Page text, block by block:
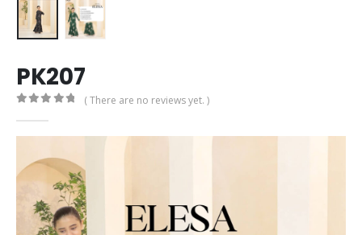
PK207
( There are no reviews yet. )